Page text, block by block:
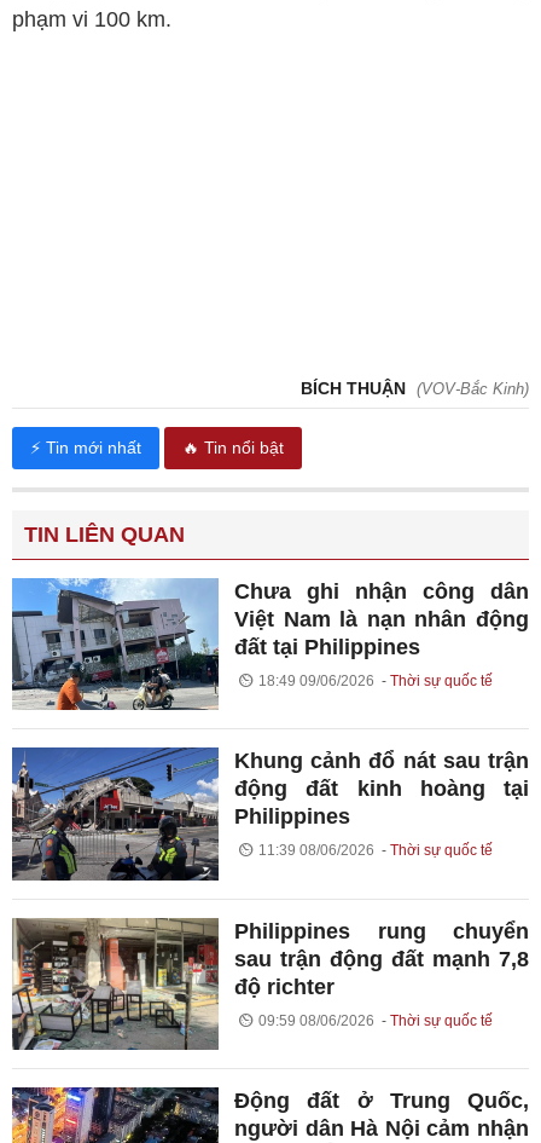
phạm vi 100 km.
BÍCH THUẬN (VOV-Bắc Kinh)
⚡ Tin mới nhất 🔥 Tin nổi bật
TIN LIÊN QUAN
Chưa ghi nhận công dân
Việt Nam là nạn nhân động
đất tại Philippines
18:49 09/06/2026 Thời sự quốc tế
Khung cảnh đổ nát sau trận
động đất kinh hoàng tại
Philippines
11:39 08/06/2026 Thời sự quốc tế
Philippines rung chuyển
sau trận động đất mạnh 7,8
độ richter
09:59 08/06/2026 Thời sự quốc tế
Động đất ở Trung Quốc,
người dân Hà Nội cảm nhận